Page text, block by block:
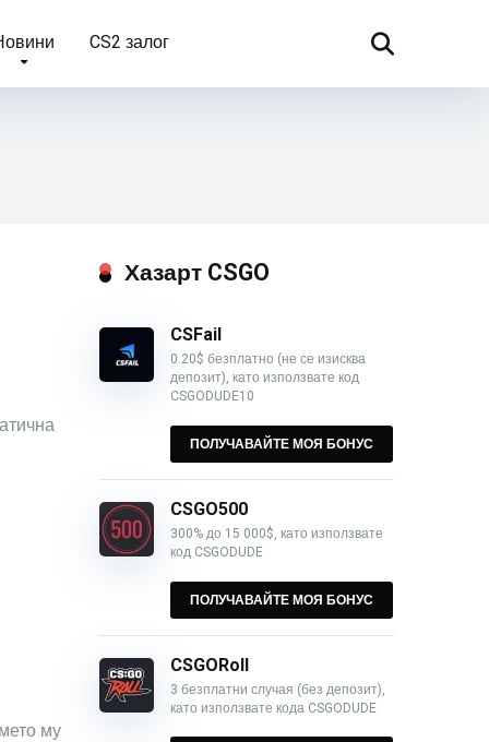
CS2 залог
му
Хазарт CSGO
CSFail
0.20$ безплатно (не се изисква
депозит), като използвате код
CSGODUDE10
ПОЛУЧАВАЙТЕ МОЯ БОНУС
CSGO500
300% до 15 000$, като използвате
код CSGODUDE
ПОЛУЧАВАЙТЕ МОЯ БОНУС
CSGORoll
3 безплатни случая (без депозит),
като използвате кода CSGODUDE